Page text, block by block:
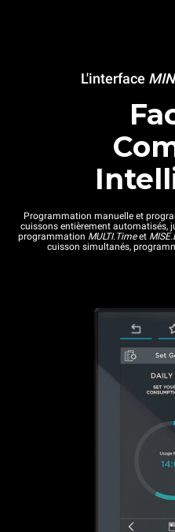
L'interface
Programmation manuelle et
cuissons entièrement automatisés,
programmation MULTI.Timeet
cuisson simultanés,